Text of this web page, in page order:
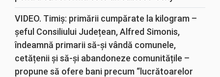
VIDEO. Timiș: primării cumpărate la kilogram –
șeful Consiliului Județean, Alfred Simonis,
îndeamnă primarii să-și vândă comunele,
cetățenii și să-și abandoneze comunitățile –
propune să ofere bani precum “lucrătoarelor